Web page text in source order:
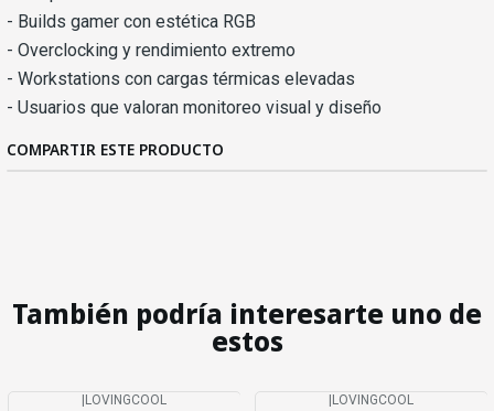
- Builds gamer con estética RGB
- Overclocking y rendimiento extremo
- Workstations con cargas térmicas elevadas
- Usuarios que valoran monitoreo visual y diseño
COMPARTIR ESTE PRODUCTO
También podría interesarte uno de
estos
LOVINGCOOL LOVINGCOOL